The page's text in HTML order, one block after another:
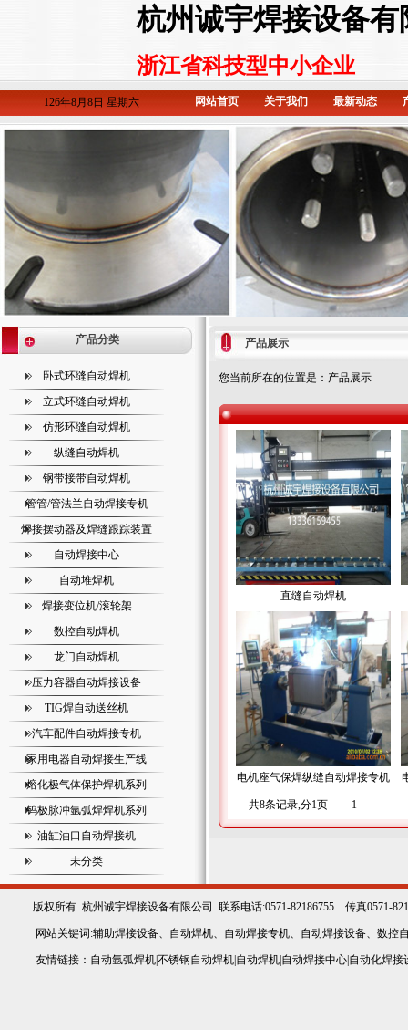
杭州诚宇焊接设备有
浙江省科技型中小企业
126年8月8日 星期六 网站首页 关于我们 最新动态
产品分类
卧式环缝自动焊机
立式环缝自动焊机
仿形环缝自动焊机
纵缝自动焊机
钢带接带自动焊机
管管/管法兰自动焊接专机
焊接摆动器及焊缝跟踪装置
自动焊接中心
自动堆焊机
焊接变位机/滚轮架
数控自动焊机
龙门自动焊机
压力容器自动焊接设备
TIG焊自动送丝机
汽车配件自动焊接专机
家用电器自动焊接生产线
熔化极气体保护焊机系列
钨极脉冲氩弧焊焊机系列
油缸油口自动焊接机
未分类
产品展示
您当前所在的位置是：产品展示
直缝自动焊机
电机座气保焊纵缝自动焊接专机
共8条记录,分1页 1
版权所有 杭州诚宇焊接设备有限公司 联系电话:0571-82186755 传真0571-
网站关键词:辅助焊接设备、 自动焊机、 自动焊接专机、 自动焊接设备、 数控
友情链接： 自动氩弧焊机不锈钢自动焊机 自动焊机 自动焊接中心 自动化焊接